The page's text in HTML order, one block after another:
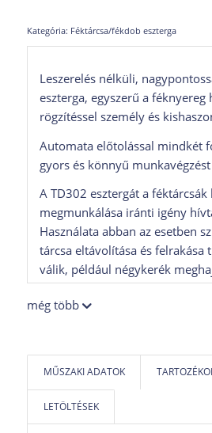
Kategória: Féktárcsa/fékdob eszterga
Leszerelés nélküli,
eszterga, egyszerű a
rögzítéssel személy és
Automata előtolással mindkét
gyors és könnyű
A TD302 esztergát a féktárcsák
megmunkálása iránti igény
Használata abban az esetben
tárcsa eltávolítása és felrakása
válik, például négykerék
vagy amennyiben a pedál
miatt, mely egyre gyakoribb
A féknyereg helyére való
a lehető legprecízebb
a problémák elhárítása mellett
féknyereg és féktárcsa közötti
még több
MŰSZAKI ADATOK
LETÖLTÉSEK